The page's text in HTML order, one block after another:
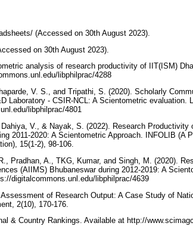
(Accessed on 30th August 2023).
on 30th August 2023).
analysis of research productivity of IIT(ISM)
libphilprac/4288
V. S., and Tripathi, S. (2020). Scholarly
Laboratory - CSIR-NCL: A Scientometric evaluation.
libphilprac/4801
V., & Nayak, S. (2022). Research
2011-2020: A Scientometric Approach. INFOLIB (A
15(1-2), 98-106.
Pradhan, A., TKG, Kumar, and Singh, M. (2020).
(AIIMS) Bhubaneswar during 2012-2019: A
digitalcommons.unl.edu/libphilprac/4639
of Research Output: A Case Study of
2(10), 170-176.
& Country Rankings. Available at http://